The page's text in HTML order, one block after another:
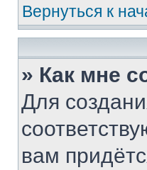
Вернуться к
» Как мне
Для
вам